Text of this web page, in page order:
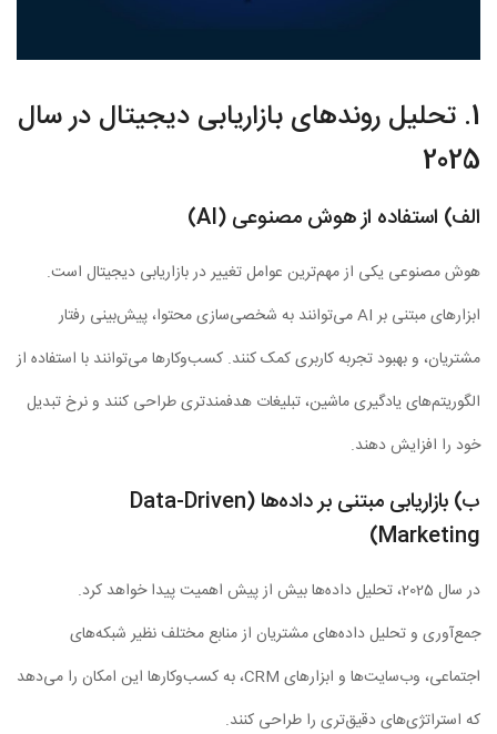
1. تحلیل روندهای بازاریابی دیجیتال در سال
2025
الف) استفاده از هوش مصنوعی (AI)
هوش مصنوعی یکی از مهم‌ترین عوامل تغییر در بازاریابی دیجیتال است.
ابزارهای مبتنی بر AI می‌توانند به شخصی‌سازی محتوا، پیش‌بینی رفتار
مشتریان، و بهبود تجربه کاربری کمک کنند. کسب‌وکارها می‌توانند با استفاده از
الگوریتم‌های یادگیری ماشین، تبلیغات هدفمندتری طراحی کنند و نرخ تبدیل
خود را افزایش دهند.
ب) بازاریابی مبتنی بر داده‌ها (Data-Driven
Marketing)
در سال 2025، تحلیل داده‌ها بیش از پیش اهمیت پیدا خواهد کرد.
جمع‌آوری و تحلیل داده‌های مشتریان از منابع مختلف نظیر شبکه‌های
اجتماعی، وب‌سایت‌ها و ابزارهای CRM، به کسب‌وکارها این امکان را می‌دهد
که استراتژی‌های دقیق‌تری را طراحی کنند.